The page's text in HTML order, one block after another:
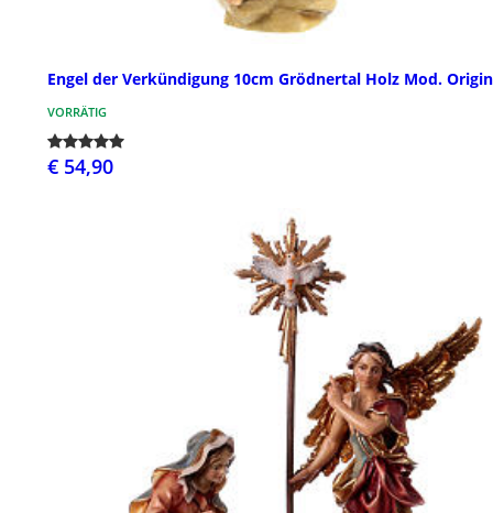
Engel der Verkündigung 10cm Grödnertal Holz Mod.
VORRÄTIG
€ 54,90